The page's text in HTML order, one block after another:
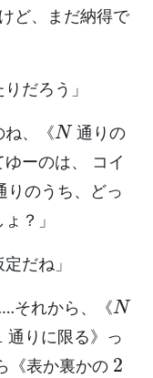
ど、まだ納得で
だろう」
、《
N
通りの
ーのは、 コイ
りのうち、どっ
？」
だね」
それから、《
N
通りに限る》っ
《表か裏かの
2